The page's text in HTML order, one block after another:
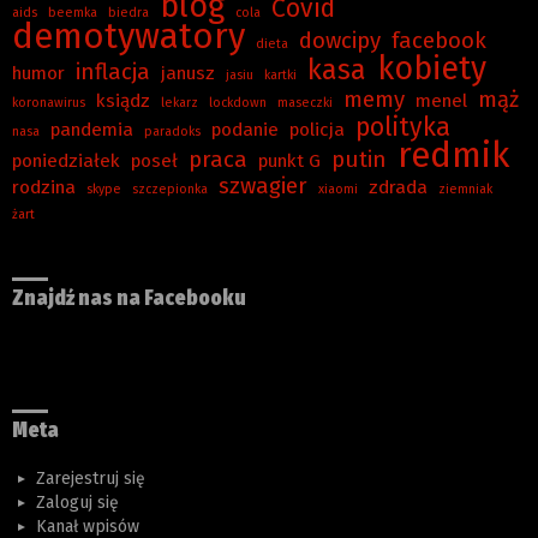
aids beemka biedra cola Covid
demotywatory dieta dowcipy facebook
humor inflacja janusz jasiu kartki kasa kobiety
koronawirus ksiądz lekarz lockdown maseczki memy menel mąż
nasa pandemia paradoks podanie policja polityka
poniedziałek poseł praca punkt G putin redmik
rodzina skype szczepionka szwagier xiaomi zdrada
ziemniak
żart
Znajdź nas na Facebooku
Meta
Zarejestruj się
Zaloguj się
Kanał wpisów